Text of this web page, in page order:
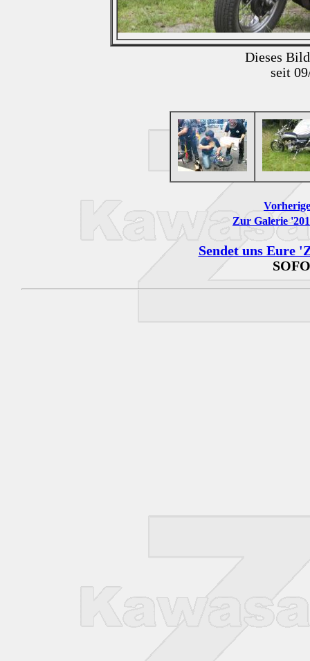
Dieses
seit
Zur Galerie
Sendet uns Eure